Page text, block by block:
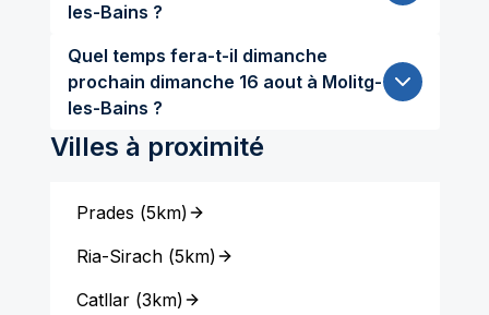
les-Bains ?
Quel temps fera-t-il dimanche
prochain dimanche 16 aout à Molitg-
les-Bains ?
Villes à proximité
Prades (5km)
Ria-Sirach(5km)
Catllar(3km)